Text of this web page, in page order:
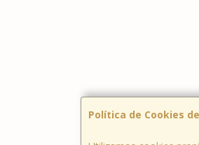
Política de Cookies